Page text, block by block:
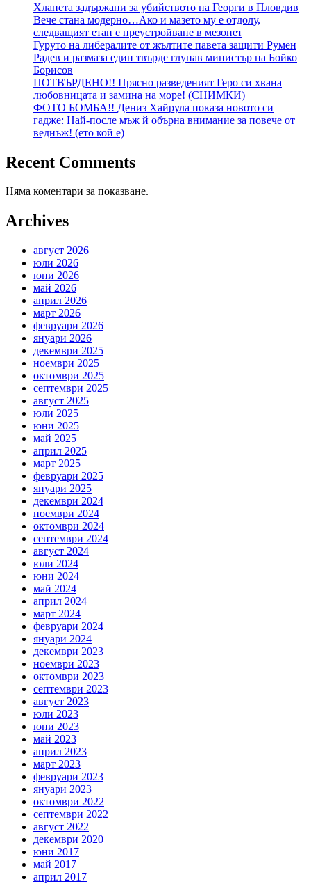
Хлапета задържани за убийството на Георги в Пловдив
Вече стана модерно…Ако и мазето му е отдолу,
следващият етап е преустройване в мезонет
Гуруто на либералите от жълтите павета защити Румен
Радев и размаза един твърде глупав министър на Бойко
Борисов
ПОТВЪРДЕНО!! Прясно разведеният Геро си хвана
любовницата и замина на море! (СНИМКИ)
ФОТО БОМБА!! Дениз Хайрула показа новото си
гадже: Най-после мъж й обърна внимание за повече от
веднъж! (ето кой е)
Recent Comments
Няма коментари за показване.
Archives
август 2026
юли 2026
юни 2026
май 2026
април 2026
март 2026
февруари 2026
януари 2026
декември 2025
ноември 2025
октомври 2025
септември 2025
август 2025
юли 2025
юни 2025
май 2025
април 2025
март 2025
февруари 2025
януари 2025
декември 2024
ноември 2024
октомври 2024
септември 2024
август 2024
юли 2024
юни 2024
май 2024
април 2024
март 2024
февруари 2024
януари 2024
декември 2023
ноември 2023
октомври 2023
септември 2023
август 2023
юли 2023
юни 2023
май 2023
април 2023
март 2023
февруари 2023
януари 2023
октомври 2022
септември 2022
август 2022
декември 2020
юни 2017
май 2017
април 2017